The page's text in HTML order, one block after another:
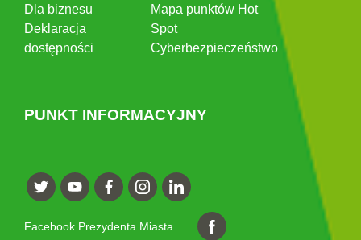
Dla biznesu
Deklaracja
dostępności
Mapa punktów Hot
Spot
Cyberbezpieczeństwo
PUNKT INFORMACYJNY
Facebook Prezydenta Miasta